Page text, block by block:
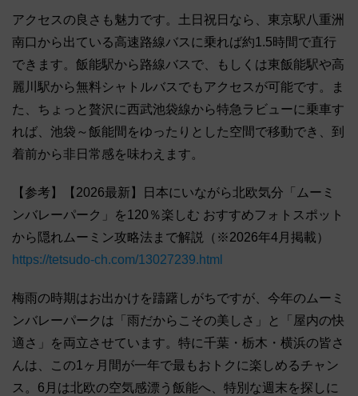
アクセスの良さも魅力です。土日祝日なら、東京駅八重洲
南口から出ている高速路線バスに乗れば約1.5時間で直行
できます。飯能駅から路線バスで、もしくは東飯能駅や高
麗川駅から無料シャトルバスでもアクセスが可能です。ま
た、ちょっと贅沢に西武池袋線から特急ラビューに乗車す
れば、池袋～飯能間をゆったりとした空間で移動でき、到
着前から非日常感を味わえます。
【参考】【2026最新】日本にいながら北欧気分「ムーミ
ンバレーパーク」を120％楽しむ おすすめフォトスポット
から隠れムーミン攻略法まで解説（※2026年4月掲載）
https://tetsudo-ch.com/13027239.html
梅雨の時期はお出かけを躊躇しがちですが、今年のムーミ
ンバレーパークは「雨だからこその美しさ」と「屋内の快
適さ」を両立させています。特に千葉・栃木・横浜の皆さ
んは、この1ヶ月間が一年で最もおトクに楽しめるチャン
ス。6月は北欧の空気感漂う飯能へ、特別な週末を探しに